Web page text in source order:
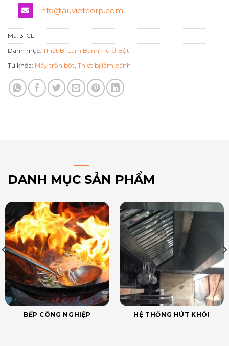
info@auvietcorp.com
Mã: 3-CL
Danh mục: Thiết Bị Làm Bánh, Tủ Ủ Bột
Từ khóa: Máy trộn bột, Thiết bị làm bánh
DANH MỤC SẢN PHẨM
BẾP CÔNG NGHIỆP HỆ THỐNG HÚT KHÓI